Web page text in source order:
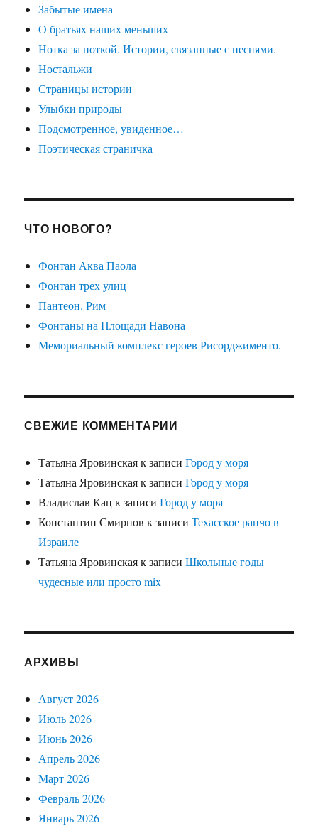
Забытые имена
О братьях наших меньших
Нотка за ноткой. Истории, связанные с песнями.
Ностальжи
Страницы истории
Улыбки природы
Подсмотренное, увиденное…
Поэтическая страничка
ЧТО НОВОГО?
Фонтан Аква Паола
Фонтан трех улиц
Пантеон. Рим
Фонтаны на Площади Навона
Мемориальный комплекс героев Рисорджименто.
СВЕЖИЕ КОММЕНТАРИИ
Татьяна Яровинскаяк записиГород у моря
Татьяна Яровинскаяк записиГород у моря
Владислав Кац к записиГород у моря
Константин Смирнов к записиТехасское ранчо в
Израиле
Татьяна Яровинскаяк записиШкольные годы
чудесные или просто mix
АРХИВЫ
Август 2026
Июль 2026
Июнь 2026
Апрель 2026
Март 2026
Февраль 2026
Январь 2026